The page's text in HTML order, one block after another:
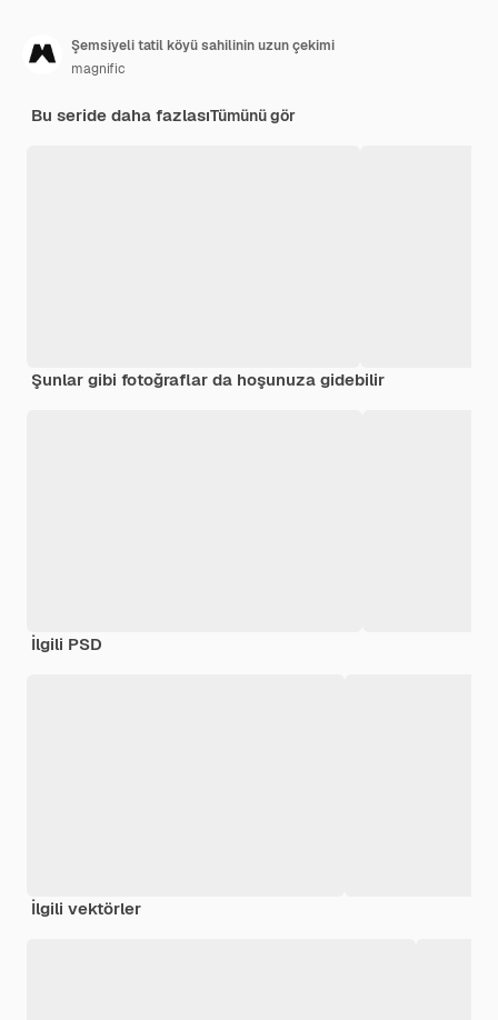
Şemsiyeli tatil köyü sahilinin uzun çekimi
magnific
Bu seride daha fazlasıTümünü gör
Şunlar gibi fotoğraflar da hoşunuza gidebilir
İlgili PSD
İlgili vektörler